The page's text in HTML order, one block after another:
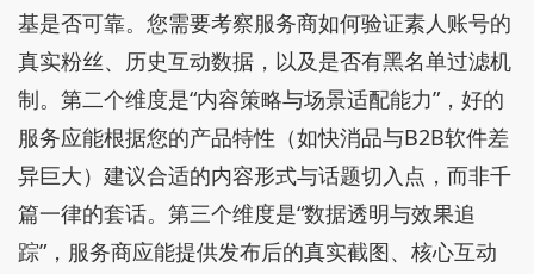
基是否可靠。您需要考察服务商如何验证素人账号的
真实粉丝、历史互动数据，以及是否有黑名单过滤机
制。第二个维度是“内容策略与场景适配能力”，好的
服务应能根据您的产品特性（如快消品与B2B软件差
异巨大）建议合适的内容形式与话题切入点，而非千
篇一律的套话。第三个维度是“数据透明与效果追
踪”，服务商应能提供发布后的真实截图、核心互动